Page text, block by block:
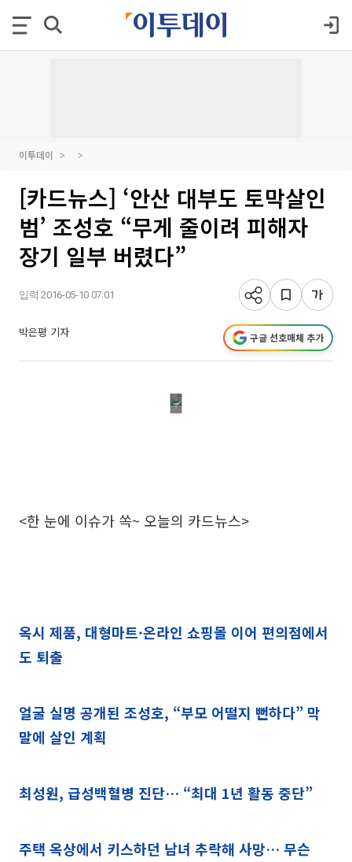
이투데이
[카드뉴스] ‘안산 대부도 토막살인
범’ 조성호 “무게 줄이려 피해자
장기 일부 버렸다”
입력 2016-05-10 07:01
박은평 기자 구글 선호매체 추가
<한 눈에 이슈가 쏙~ 오늘의 카드뉴스>
옥시 제품, 대형마트·온라인 쇼핑몰 이어 편의점에서
도 퇴출
얼굴 실명 공개된 조성호, “부모 어떨지 뻔하다” 막
말에 살인 계획
최성원, 급성백혈병 진단… “최대 1년 활동 중단”
주택 옥상에서 키스하던 남녀 추락해 사망… 무슨